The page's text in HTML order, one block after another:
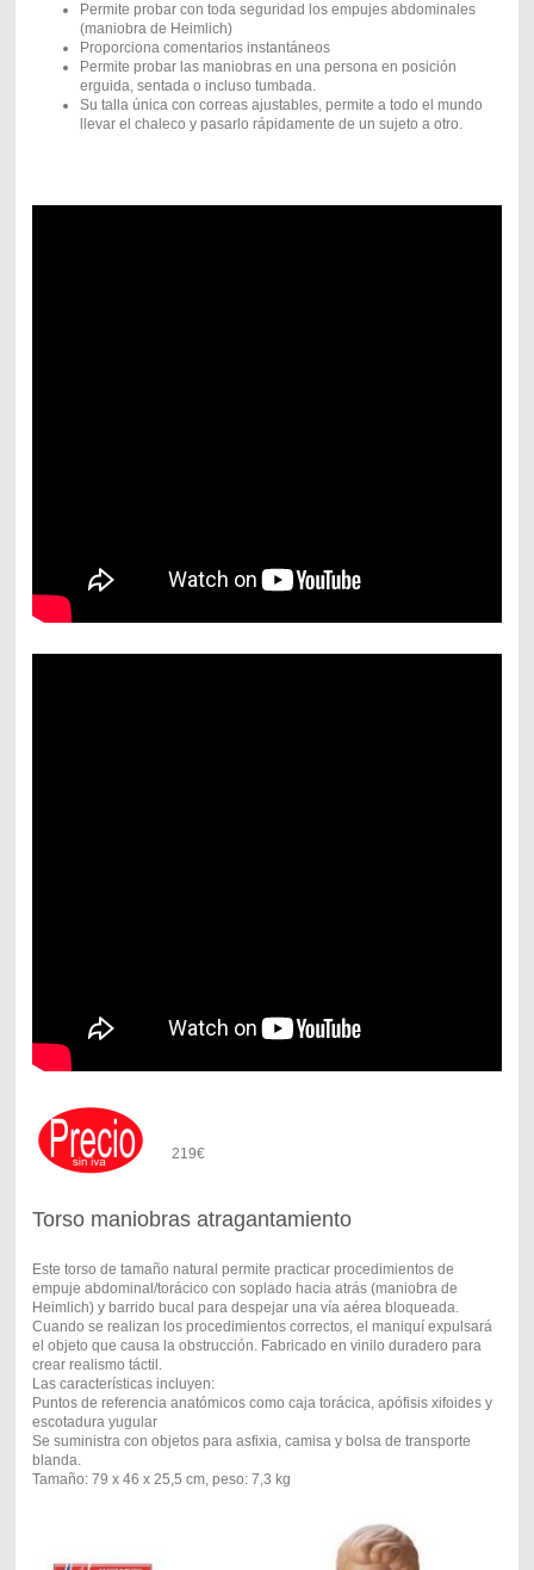
Permite probar con toda seguridad los empujes abdominales
(maniobra de Heimlich)
Proporciona comentarios instantáneos
Permite probar las maniobras en una persona en posición
erguida, sentada o incluso tumbada.
Su talla única con correas ajustables, permite a todo el mundo
llevar el chaleco y pasarlo rápidamente de un sujeto a otro.
219€
Torso maniobras atragantamiento
Este torso de tamaño natural permite practicar procedimientos de
empuje abdominal/torácico con soplado hacia atrás (maniobra de
Heimlich) y barrido bucal para despejar una vía aérea bloqueada.
Cuando se realizan los procedimientos correctos, el maniquí expulsará
el objeto que causa la obstrucción. Fabricado en vinilo duradero para
crear realismo táctil.
Las características incluyen:
Puntos de referencia anatómicos como caja torácica, apófisis xifoides y
escotadura yugular
Se suministra con objetos para asfixia, camisa y bolsa de transporte
blanda.
Tamaño: 79 x 46 x 25,5 cm, peso: 7,3 kg